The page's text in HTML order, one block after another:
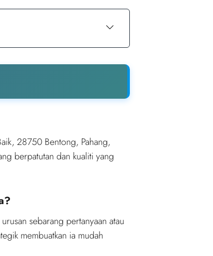
28750 Bentong, Pahang,
berpatutan dan kualiti yang
sebarang pertanyaan atau
membuatkan ia mudah